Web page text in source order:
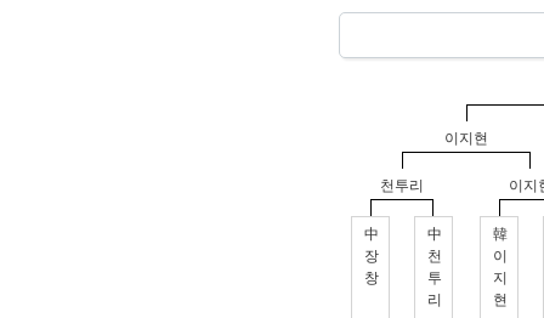
이지현
천투리
中
장
창
中
천
투
리
이지
韓
이
지
현